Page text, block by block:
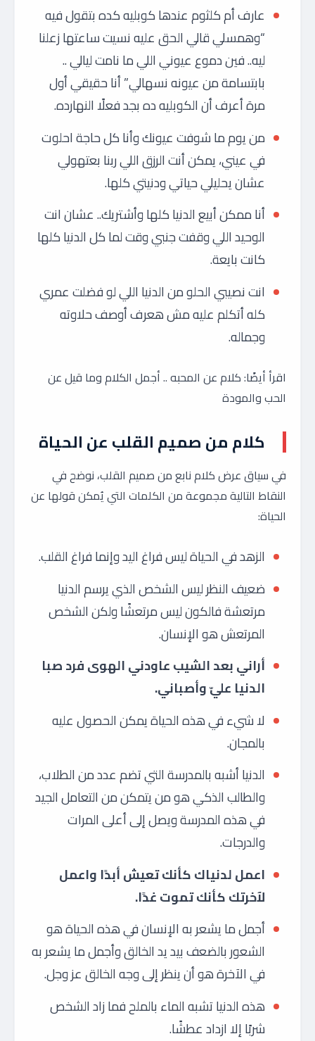
عارف أم كلثوم عندها كوبليه كده بتقول فيه
“وهمسلي قالي الحق عليه نسيت ساعتها زعلنا
ليه.. فين دموع عيوني اللي ما نامت ليالي ..
بابتسامة من عيونه نسهالي” أنا حقيقي أول
مرة أعرف أن الكوبليه ده بجد فعلًا النهارده.
من يوم ما شوفت عيونك وأنا كل حاجة احلوت
في عيني، يمكن أنت الرزق اللي ربنا بعتهولي
عشان يحليلي حياتي ودنيتي كلها.
أنا ممكن أبيع الدنيا كلها وأشتريك.. عشان انت
الوحيد اللي وقفت جنبي وقت لما كل الدنيا كلها
كانت بايعة.
انت نصيبي الحلو من الدنيا اللي لو فضلت عمري
كله أتكلم عليه مش هعرف أوصف حلاوته
وجماله.
اقرأ أيضًا: كلام عن المحبه .. أجمل الكلام وما قيل عن
الحب والمودة
كلام من صميم القلب عن الحياة
في سياق عرض كلام نابع من صميم القلب، نوضح في
النقاط التالية مجموعة من الكلمات التي يُمكن قولها عن
الحياة:
الزهد في الحياة ليس فراغ اليد وإنما فراغ القلب.
ضعيف النظر ليس الشخص الذي يرسم الدنيا
مرتعشة فالكون ليس مرتعشًا ولكن الشخص
المرتعش هو الإنسان.
أراني بعد الشيب عاودني الهوى فرد صبا
الدنيا عليّ وأصباني.
لا شيء في هذه الحياة يمكن الحصول عليه
بالمجان.
الدنيا أشبه بالمدرسة التي تضم عدد من الطلاب،
والطالب الذكي هو من يتمكن من التعامل الجيد
في هذه المدرسة ويصل إلى أعلى المرات
والدرجات.
اعمل لدنياك كأنك تعيش أبدًا واعمل
لآخرتك كأنك تموت غدًا.
أجمل ما يشعر به الإنسان في هذه الحياة هو
الشعور بالضعف بيد يد الخالق وأجمل ما يشعر به
في الآخرة هو أن ينظر إلى وجه الخالق عز وجل.
هذه الدنيا تشبه الماء بالملح فما زاد الشخص
شربًا إلا ازداد عطشًا.